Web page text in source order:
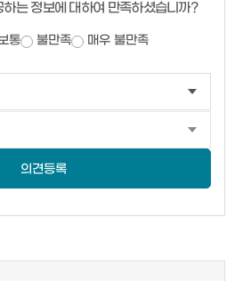
는 정보에 대하여 만족하셨습니까?
통 불만족 매우 불만족
의견등록